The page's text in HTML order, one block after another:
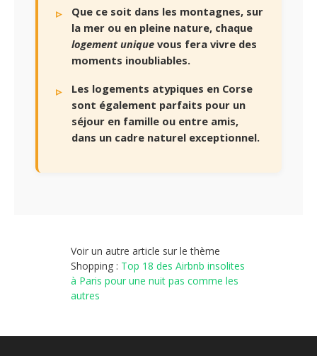
Que ce soit dans les montagnes, sur
la mer ou en pleine nature, chaque
logement unique vous fera vivre des
moments inoubliables.
Les logements atypiques en Corse
sont également parfaits pour un
séjour en famille ou entre amis,
dans un cadre naturel exceptionnel.
Voir un autre article sur le thème
Shopping : Top 18 des Airbnb insolites
à Paris pour une nuit pas comme les
autres